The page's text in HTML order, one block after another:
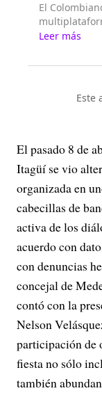
El
existencia.
Antioquia.
Francisco de
la
que provee
Leer más
Este
El pasado 8 de
Itagüí se vio
organizada en
cabecillas de
activa de los
acuerdo con
con denuncias
concejal de
contó con la
Nelson
participación de
fiesta no sólo
también